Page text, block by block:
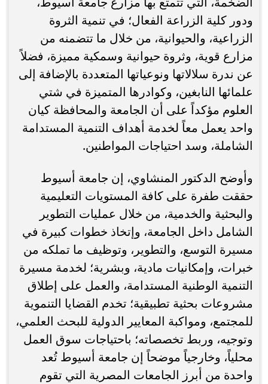
ودور كلية الزراعة الفعال؛ في تنمية الثروة
الزراعية، والحيوانية، من خلال ما تتضمنه من
مزارع قوية، وثروة حيوانية وسمكية مميزة، فضلاً
عن ندرة سلالاتها ونوعياتها المتعددة بالإضافة إلى
علمائها النابغين، وكوادرها المتميزة في شتي
العلوم مؤكداً على أن الجامعة والمحافظة كيان
واحد يعمل معاً لخدمة أهداف التنمية المستدامة
الشاملة، وسد احتياجات المواطنين.
وأوضح الدكتور المنشاوي، إن جامعة أسيوط
حققت طفرة على كافة المستويات التعليمية
والبحثية والخدمية، من خلال عمليات التطوير
الشامل داخل الجامعة، وإتخاذ خطوات كبيرة في
مسيرة التوسع، والتطوير، وتوظيف ما تملكه من
خبرات، وإمكانيات مادية، وبشرية؛ لخدمة مسيرة
التنمية الوطنية المستدامة، والعمل على إطلاق
مشروعات بحثية تطبيقية؛ تخدم القضايا التنموية
للمجتمع، ومواكبة المعايير الدولية للبحث العلمي،
وتوجيه، وربط تخصصاته؛ باحتياجات سوق العمل
محلياً، وخارجياً موضحاً إن جامعة أسيوط تُعد
واحدة من أبرز الجامعات المصرية التي تقوم